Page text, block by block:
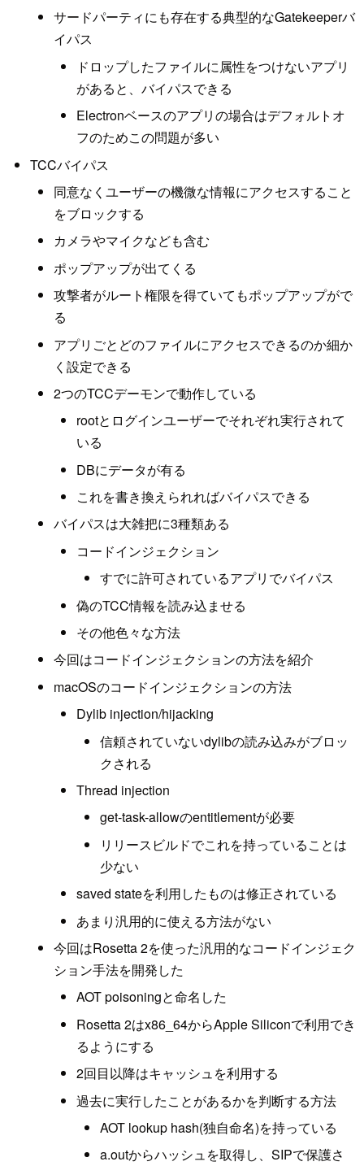
サードパーティにも存在する典型的なGatekeeperバ
イパス
ドロップしたファイルに属性をつけないアプリ
があると、バイパスできる
Electronベースのアプリの場合はデフォルトオ
フのためこの問題が多い
TCCバイパス
同意なくユーザーの機微な情報にアクセスすること
をブロックする
カメラやマイクなども含む
ポップアップが出てくる
攻撃者がルート権限を得ていてもポップアップがで
る
アプリごとどのファイルにアクセスできるのか細か
く設定できる
2つのTCCデーモンで動作している
rootとログインユーザーでそれぞれ実行されて
いる
DBにデータが有る
これを書き換えられればバイパスできる
バイパスは大雑把に3種類ある
コードインジェクション
すでに許可されているアプリでバイパス
偽のTCC情報を読み込ませる
その他色々な方法
今回はコードインジェクションの方法を紹介
macOSのコードインジェクションの方法
Dylib injection/hijacking
信頼されていないdylibの読み込みがブロッ
クされる
Thread injection
get-task-allowのentitlementが必要
リリースビルドでこれを持っていることは
少ない
saved stateを利用したものは修正されている
あまり汎用的に使える方法がない
今回はRosetta 2を使った汎用的なコードインジェク
ション手法を開発した
AOT poisoningと命名した
Rosetta 2はx86_64からApple Siliconで利用でき
るようにする
2回目以降はキャッシュを利用する
過去に実行したことがあるかを判断する方法
AOT lookup hash(独自命名)を持っている
a.outからハッシュを取得し、SIPで保護さ